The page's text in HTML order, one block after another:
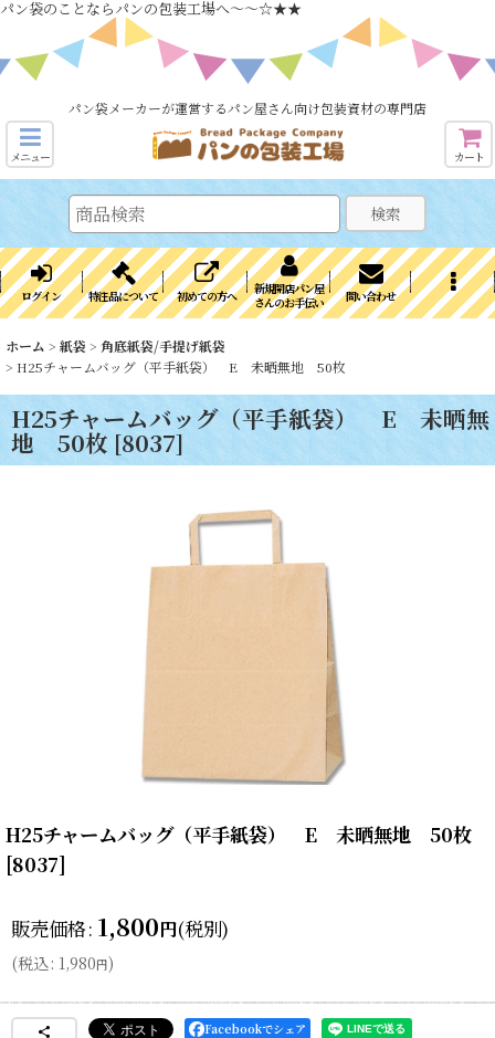
パン袋のことならパンの包装工場へ～～☆★★
パン袋メーカーが運営するパン屋さん向け包装資材の専門店
メニュー カート
検索
ログイン 特注品について 初めての方へ
新規開店パン屋
さんのお手伝い
問い合わせ
ホーム > 紙袋 > 角底紙袋/手提げ紙袋
> H25チャームバッグ（平手紙袋） E 未晒無地 50枚
H25チャームバッグ（平手紙袋） E 未晒無
地 50枚 [8037]
H25チャームバッグ（平手紙袋） E 未晒無地 50枚
[8037]
販売価格: 1,800円(税別)
(税込: 1,980円)
Facebookでシェア